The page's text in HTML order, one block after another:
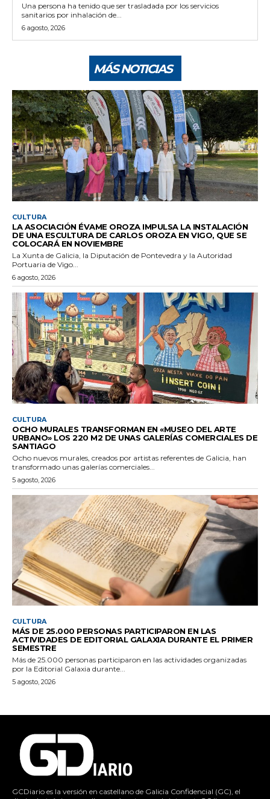
Una persona ha tenido que ser trasladada por los servicios
sanitarios por inhalación de...
6 agosto, 2026
MÁS NOTICIAS
CULTURA
LA ASOCIACIÓN ÉVAME OROZA IMPULSA LA INSTALACIÓN
DE UNA ESCULTURA DE CARLOS OROZA EN VIGO, QUE SE
COLOCARÁ EN NOVIEMBRE
La Xunta de Galicia, la Diputación de Pontevedra y la Autoridad
Portuaria de Vigo...
6 agosto, 2026
CULTURA
OCHO MURALES TRANSFORMAN EN «MUSEO DEL ARTE
URBANO» LOS 220 M2 DE UNAS GALERÍAS COMERCIALES DE
SANTIAGO
Ocho nuevos murales, creados por artistas referentes de Galicia, han
transformado unas galerías comerciales...
5 agosto, 2026
CULTURA
MÁS DE 25.000 PERSONAS PARTICIPARON EN LAS
ACTIVIDADES DE EDITORIAL GALAXIA DURANTE EL PRIMER
SEMESTRE
Más de 25.000 personas participaron en las actividades organizadas
por la Editorial Galaxia durante...
5 agosto, 2026
GCDiario es la versión en castellano de Galicia Confidencial (GC), el